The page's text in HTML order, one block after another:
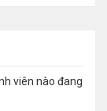
viên nào đang